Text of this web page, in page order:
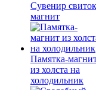
Сувенир
магнит
Памятка-
из холста на
холодильник